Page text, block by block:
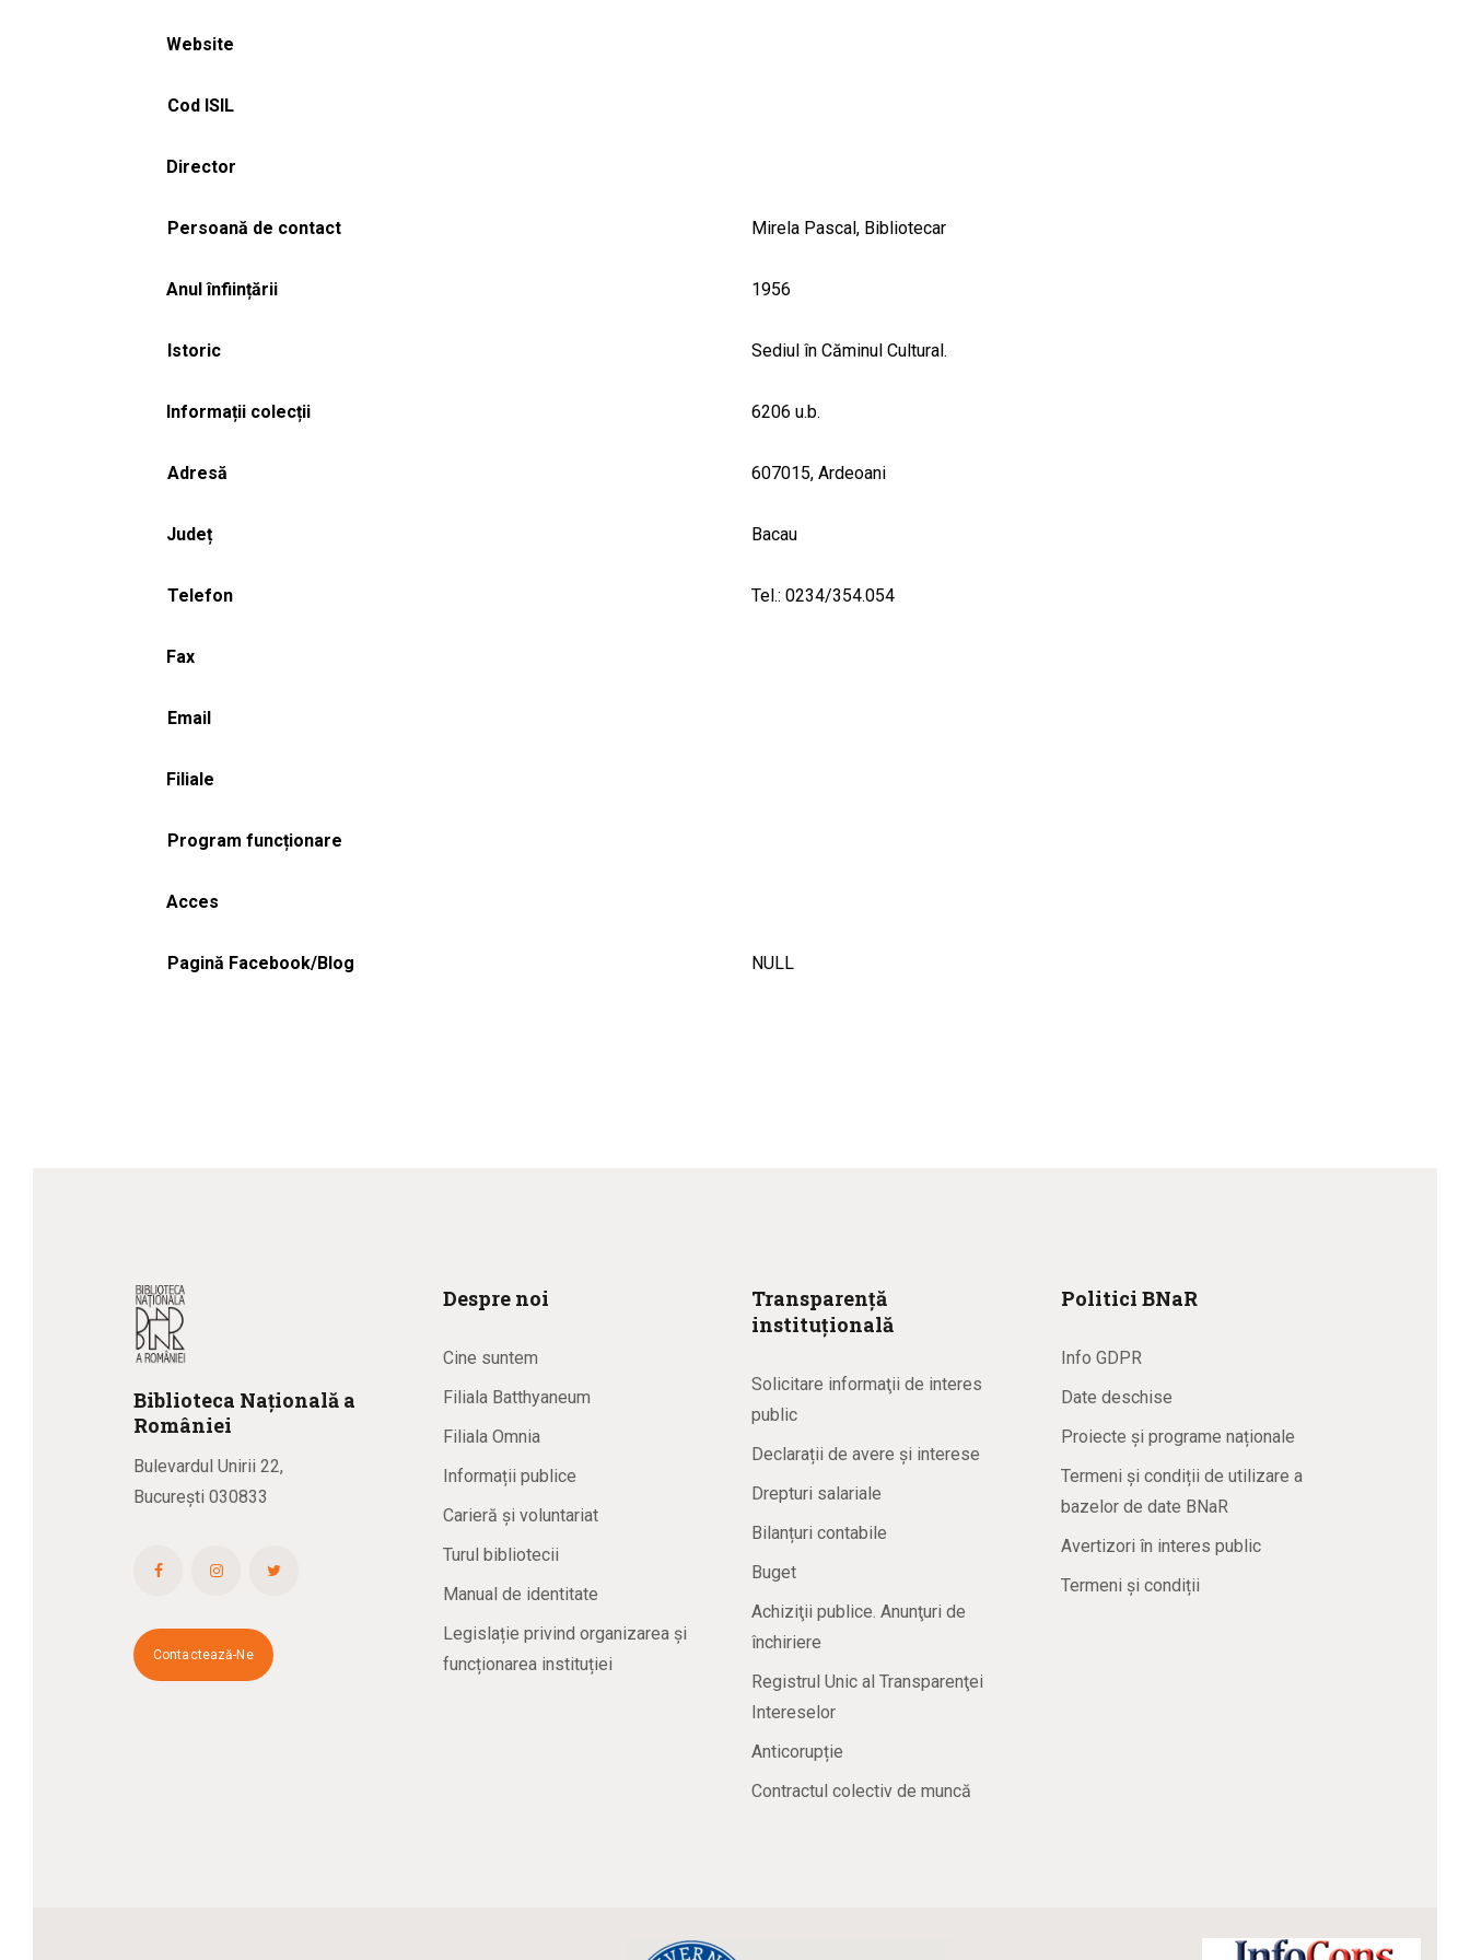
Website
Cod ISIL
Director
Persoană de contact Mirela Pascal, Bibliotecar
Anul înființării 1956
Istoric Sediul în Căminul Cultural.
Informații colecții 6206 u.b.
Adresă 607015, Ardeoani
Județ Bacau
Telefon Tel.: 0234/354.054
Fax
Email
Filiale
Program funcționare
Acces
Pagină Facebook/Blog NULL
Biblioteca Națională a
României
Bulevardul Unirii 22,
București 030833
Contactează-Ne
Despre noi
Cine suntem
Filiala Batthyaneum
Filiala Omnia
Informații publice
Carieră și voluntariat
Turul bibliotecii
Manual de identitate
Legislație privind organizarea și
funcționarea instituției
Transparență
instituțională
Solicitare informaţii de interes
public
Declarații de avere și interese
Drepturi salariale
Bilanțuri contabile
Buget
Achiziţii publice. Anunţuri de
închiriere
Registrul Unic al Transparenţei
Intereselor
Anticorupție
Contractul colectiv de muncă
Politici BNaR
Info GDPR
Date deschise
Proiecte și programe naționale
Termeni și condiții de utilizare a
bazelor de date BNaR
Avertizori în interes public
Termeni și condiții